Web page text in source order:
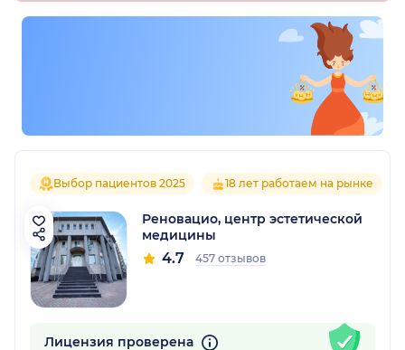
Выбор пациентов 2025 18 лет работаем на рынке
Реновацио, центр эстетической
медицины
4.7 457 отзывов
Лицензия проверена